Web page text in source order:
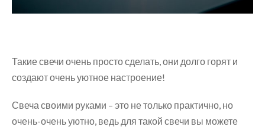
Такие свечи очень просто сделать, они долго горят и
создают очень уютное настроение!
Свеча своими руками – это не только практично, но
очень-очень уютно, ведь для такой свечи вы можете